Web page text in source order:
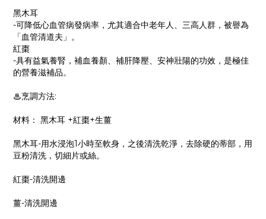
黑木耳
-可降低心血管病發病率，尤其適合中老年人、三高人群，被譽為
「血管清道夫」。
紅棗
-具有益氣養腎，補血養顏、補肝降壓、安神壯陽的功效，是極佳
的營養滋補品。
♨烹調方法:
材料： 黑木耳 +紅棗+生薑
黑木耳-用水浸泡1小時至軟身，之後清洗乾淨，去除硬的蒂部，用
豆粉清洗，切細片或絲。
紅棗-清洗開邊
薑-清洗開邊